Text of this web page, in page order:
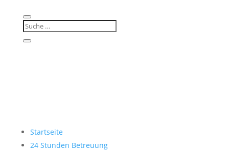
Startseite
24 Stunden Betreuung